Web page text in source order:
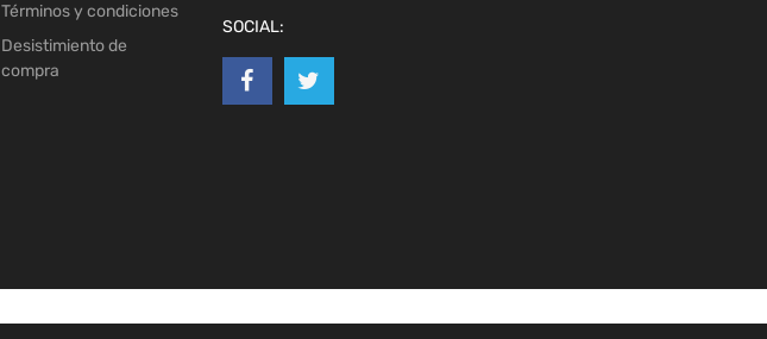
Términos y condiciones
Desistimiento de
compra
SOCIAL: